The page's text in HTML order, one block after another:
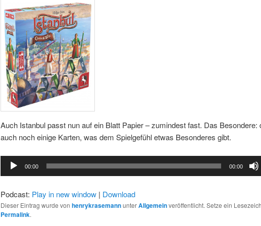
Auch Istanbul passt nun auf ein Blatt Papier – zumindest fast. Das Besondere:
auch noch einige Karten, was dem Spielgefühl etwas Besonderes gibt.
Audio-
Player
00:00 00:00
Podcast: Play in new window| Download
Dieser Eintrag wurde von henrykrasemannunterAllgemeinveröffentlicht. Setze ein
Permalink.